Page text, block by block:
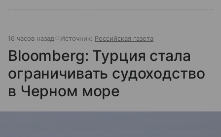
16 часов назад Источник: Российская газета
Bloomberg: Турция стала
ограничивать судоходство
в Черном море